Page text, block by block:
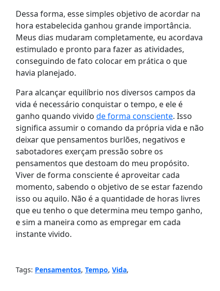
Dessa forma, esse simples objetivo de acordar na
hora estabelecida ganhou grande importância.
Meus dias mudaram completamente, eu acordava
estimulado e pronto para fazer as atividades,
conseguindo de fato colocar em prática o que
havia planejado.
Para alcançar equilíbrio nos diversos campos da
vida é necessário conquistar o tempo, e ele é
ganho quando vivido de forma consciente. Isso
significa assumir o comando da própria vida e não
deixar que pensamentos burlões, negativos e
sabotadores exerçam pressão sobre os
pensamentos que destoam do meu propósito.
Viver de forma consciente é aproveitar cada
momento, sabendo o objetivo de se estar fazendo
isso ou aquilo. Não é a quantidade de horas livres
que eu tenho o que determina meu tempo ganho,
e sim a maneira como as empregar em cada
instante vivido.
Tags: Pensamentos, Tempo, Vida,